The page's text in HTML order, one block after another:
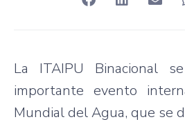
La ITAIPU Binacional
importante evento
Mundial del Agua, que se